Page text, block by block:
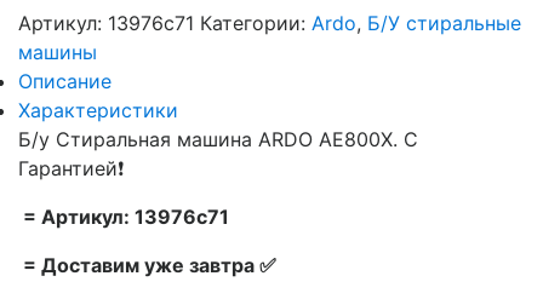
Артикул: 13976c71 Категории: Ardo, Б/У стиральные
машины
Описание
Характеристики
Б/у Стиральная машина ARDO AE800X. С
Гарантией❗
= Артикул: 13976c71
= Доставим уже завтра ✅